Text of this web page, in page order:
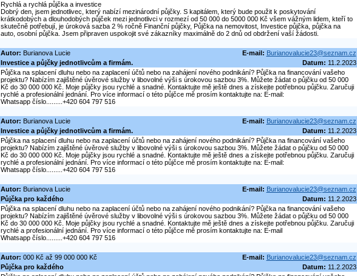
Rychlá a rychlá půjčka a investice
Dobrý den, jsem jednotlivec, který nabízí mezinárodní půjčky. S kapitálem, který bude použit k poskytování
krátkodobých a dlouhodobých půjček mezi jednotlivci v rozmezí od 50 000 do 5000 000 Kč všem vážným lidem, kteří to
skutečně potřebují, je úroková sazba 2 % ročně Finanční půjčky, Půjčka na nemovitost, Investice půjčka, půjčka na
auto, osobní půjčka. Jsem připraven uspokojit své zákazníky maximálně do 2 dnů od obdržení vaší žádosti.
Autor: Burianova Lucie E-mail: Burianovalucie23@seznam.cz
Investice a půjčky jednotlivcům a firmám.
Datum: 11.2.2023
Půjčka na splacení dluhu nebo na zaplacení účtů nebo na zahájení nového podnikání? Půjčka na financování vašeho
projektu? Nabízím zajištěné úvěrové služby v libovolné výši s úrokovou sazbou 3%. Můžete žádat o půjčku od 50 000
Kč do 30 000 000 Kč. Moje půjčky jsou rychlé a snadné. Kontaktujte mě ještě dnes a získejte potřebnou půjčku. Zaručuji
rychlé a profesionální jednání. Pro více informací o této půjčce mě prosím kontaktujte na: E-mail:
Whatsapp číslo.........+420 604 797 516
Autor: Burianova Lucie E-mail: Burianovalucie23@seznam.cz
Investice a půjčky jednotlivcům a firmám.
Datum: 11.2.2023
Půjčka na splacení dluhu nebo na zaplacení účtů nebo na zahájení nového podnikání? Půjčka na financování vašeho
projektu? Nabízím zajištěné úvěrové služby v libovolné výši s úrokovou sazbou 3%. Můžete žádat o půjčku od 50 000
Kč do 30 000 000 Kč. Moje půjčky jsou rychlé a snadné. Kontaktujte mě ještě dnes a získejte potřebnou půjčku. Zaručuji
rychlé a profesionální jednání. Pro více informací o této půjčce mě prosím kontaktujte na: E-mail:
Whatsapp číslo.........+420 604 797 516
Autor: Burianova Lucie E-mail: Burianovalucie23@seznam.cz
Půjčka pro každého
Datum: 11.2.2023
Půjčka na splacení dluhu nebo na zaplacení účtů nebo na zahájení nového podnikání? Půjčka na financování vašeho
projektu? Nabízím zajištěné úvěrové služby v libovolné výši s úrokovou sazbou 3%. Můžete žádat o půjčku od 50 000
Kč do 30 000 000 Kč. Moje půjčky jsou rychlé a snadné. Kontaktujte mě ještě dnes a získejte potřebnou půjčku. Zaručuji
rychlé a profesionální jednání. Pro více informací o této půjčce mě prosím kontaktujte na: E-mail
Whatsapp číslo.........+420 604 797 516
Autor: 000 Kč až 99 000 000 Kč E-mail: Burianovalucie23@seznam.cz
Půjčka pro každého
Datum: 11.2.2023